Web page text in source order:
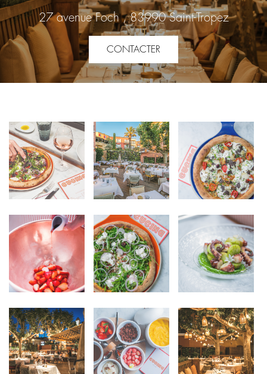
27 avenue Foch , 83990 Saint-Tropez
CONTACTER